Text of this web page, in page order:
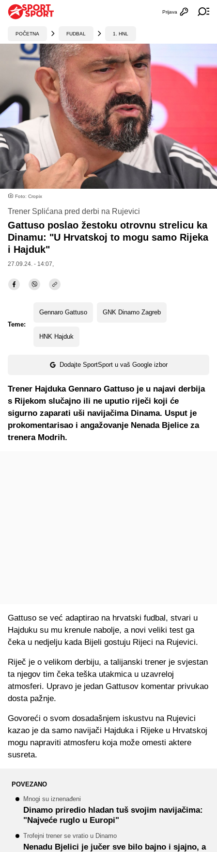
Otvori
Prijava
POČETNA FUDBAL 1. HNL
Foto: Cropix
Trener Splićana pred derbi na Rujevici
Gattuso poslao žestoku otrovnu strelicu ka
Dinamu: "U Hrvatskoj to mogu samo Rijeka
i Hajduk"
27.09.24. - 14:07,
Teme:
Gennaro Gattuso GNK Dinamo Zagreb
HNK Hajduk
Dodajte SportSport u vaš Google izbor
Trener Hajduka Gennaro Gattuso je u najavi derbija
s Rijekom slučajno ili ne uputio riječi koji će
sigurno zaparati uši navijačima Dinama. Usput je
prokomentarisao i angažovanje Nenada Bjelice za
trenera Modrih.
Gattuso se već adaptirao na hrvatski fudbal, stvari u
Hajduku su mu krenule nabolje, a novi veliki test ga
čeka u nedjelju kada Bijeli gostuju Rijeci na Rujevici.
Riječ je o velikom derbiju, a talijanski trener je svjestan
ta njegov tim čeka teška utakmica u uzavreloj
atmosferi. Upravo je jedan Gattusov komentar privukao
dosta pažnje.
Govoreći o svom dosadašnjem iskustvu na Rujevici
kazao je da samo navijači Hajduka i Rijeke u Hrvatskoj
mogu napraviti atmosferu koja može omesti aktere
susreta.
POVEZANO
Mnogi su iznenađeni
Dinamo priredio hladan tuš svojim navijačima:
"Najveće ruglo u Europi"
Trofejni trener se vratio u Dinamo
Nenadu Bjelici je jučer sve bilo bajno i sjajno, a